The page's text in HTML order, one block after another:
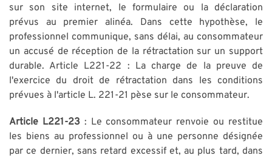
sur son site internet, le formulaire ou la déclaration
prévus au premier alinéa. Dans cette hypothèse, le
professionnel communique, sans délai, au consommateur
un accusé de réception de la rétractation sur un support
durable. Article L221-22 : La charge de la preuve de
l'exercice du droit de rétractation dans les conditions
prévues à l'article L. 221-21 pèse sur le consommateur.
Article L221-23: Le consommateur renvoie ou restitue
les biens au professionnel ou à une personne désignée
par ce dernier, sans retard excessif et, au plus tard, dans